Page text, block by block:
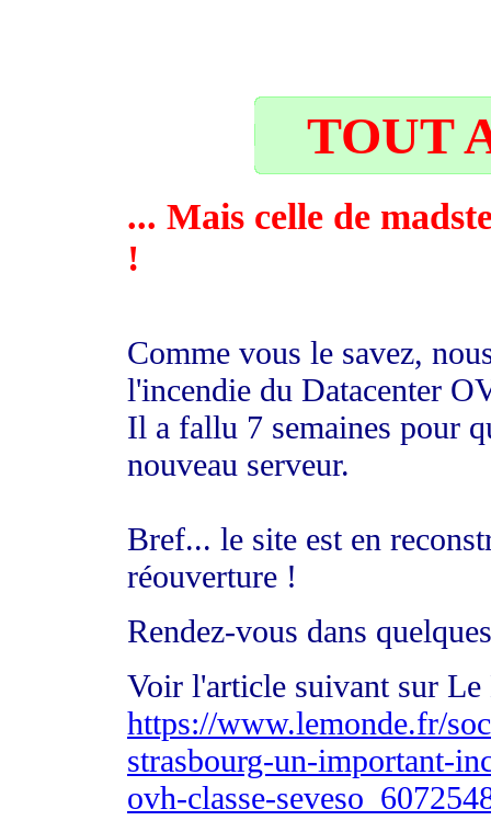
TOUT
... Mais celle de
!
Comme vous le savez,
l'incendie du Datacenter
Il a fallu 7 semaines pour
nouveau serveur.
Bref... le site est en
réouverture !
Rendez-vous dans
Voir l'article suivant sur
https://www.lemonde.fr/
strasbourg-un-important-
ovh-classe-